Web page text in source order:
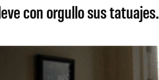
con orgullo sus tatuajes.